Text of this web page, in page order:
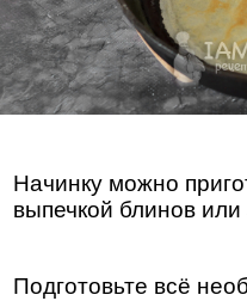
Начинку можно
выпечкой блинов
Подготовьте всё